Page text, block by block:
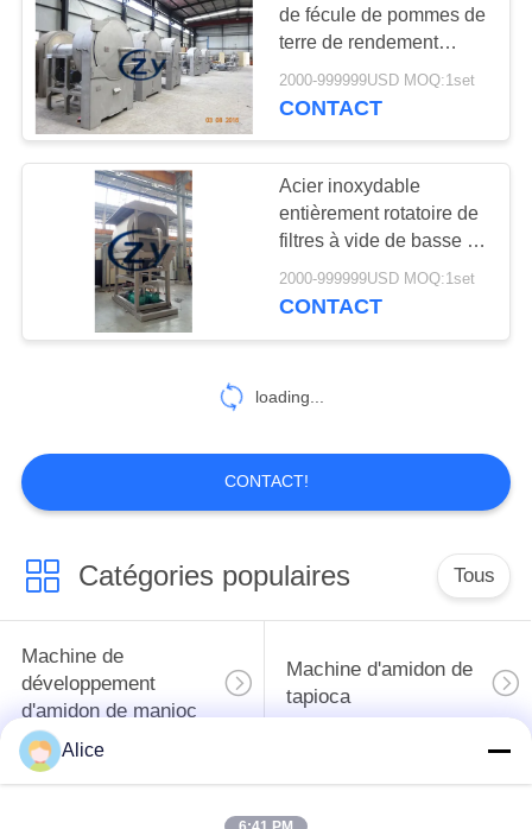
de fécule de pommes de
terre de rendement
élevé tamise 95%
industriel
2000-999999USD MOQ:1set
CONTACT
Acier inoxydable
entièrement rotatoire de
filtres à vide de basse de
consommation de
pommes de terre
2000-999999USD MOQ:1set
CONTACT
loading...
CONTACT!
Catégories populaires Tous
Machine de
développement
d'amidon de manioc
Machine d'amidon de
tapioca
Machine de
Alice